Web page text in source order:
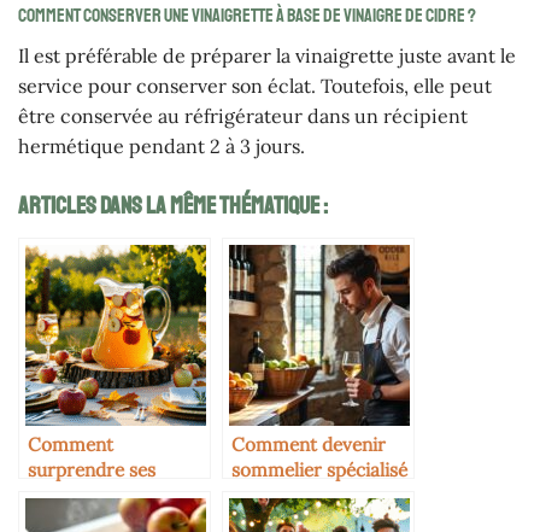
Comment conserver une vinaigrette à base de vinaigre de cidre ?
Il est préférable de préparer la vinaigrette juste avant le
service pour conserver son éclat. Toutefois, elle peut
être conservée au réfrigérateur dans un récipient
hermétique pendant 2 à 3 jours.
Articles Dans La Même Thématique :
Comment
surprendre ses
invités avec le cidre
Comment devenir
sommelier spécialisé
cidre